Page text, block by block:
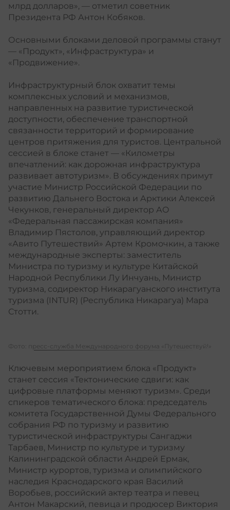
млрд долларов», — отметил советник
Президента РФ Антон Кобяков.
Основными блоками деловой программы станут
— «Продукт», «Инфраструктура» и
«Продвижение».
Инфраструктурный блок охватит темы
комплексных условий и механизмов,
направленных на развитие туристической
доступности, обеспечение транспортной
связанности территорий и формирование
центров притяжения для туристов. Центральной
сессией в блоке станет — «Километры
впечатлений: как дорожная инфраструктура
развивает автотуризм». В обсуждениях примут
участие Министр Российской Федерации по
развитию Дальнего Востока и Арктики Алексей
Чекунков, генеральный директор АО
«Федеральная пассажирская компания»
Владимир Пястолов, управляющий директор
«Авито Путешествий» Артем Кромочкин, а также
международные эксперты: заместитель
Министра по туризму и культуре Китайской
Народной Республики Лу Инчуань, Министр
туризма, содиректор Никарагуанского института
туризма (INTUR) (Республика Никарагуа) Мара
Стотти.
Фото: пресс-служба Международного форума «Путешествуй!»
Ключевым мероприятием блока «Продукт»
станет сессия «Тектонические сдвиги: как
цифровые платформы меняют туризм». Среди
спикеров тематического блока: председатель
комитета Государственной Думы Федерального
собрания РФ по туризму и развитию
туристической инфраструктуры Сангаджи
Тарбаев, Министр по культуре и туризму
Калининградской области Андрей Ермак,
Министр курортов, туризма и олимпийского
наследия Краснодарского края Василий
Воробьев, российский актер театра и певец
Антон Макарский, певица и продюсер Виктория